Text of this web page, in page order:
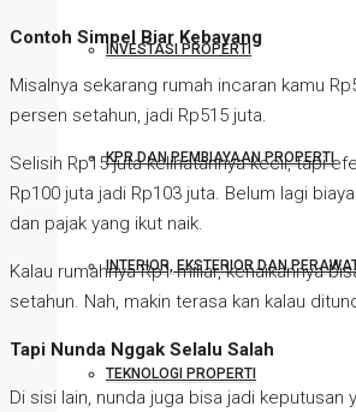
INVESTASI PROPERTI
KPR DAN PEMBIAYAAN PROPERTI
INTERIOR, EKSTERIOR DAN
TEKNOLOGI PROPERTI
Contoh Simpel Biar Kebayang
Misalnya sekarang rumah incaran kamu
persen setahun, jadi Rp515 juta.
Selisih Rp15 juta kelihatannya kecil, tapi
Rp100 juta jadi Rp103 juta. Belum lagi
dan pajak yang ikut naik.
Kalau rumahnya Rp1 miliar, kenaikannya
setahun. Nah, makin terasa kan kalau
Tapi Nunda Nggak Selalu Salah
Di sisi lain, nunda juga bisa jadi keputusan